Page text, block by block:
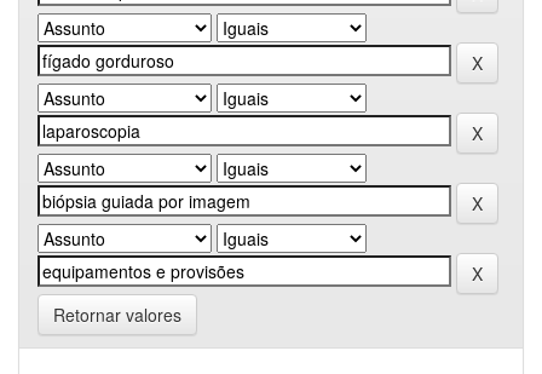
Retornar valores